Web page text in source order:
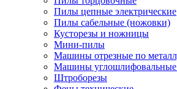
Пилы цепные электрические
Пилы сабельные (ножовки)
Кусторезы и ножницы
Мини-пилы
Машины отрезные по
Машины
Штроборезы